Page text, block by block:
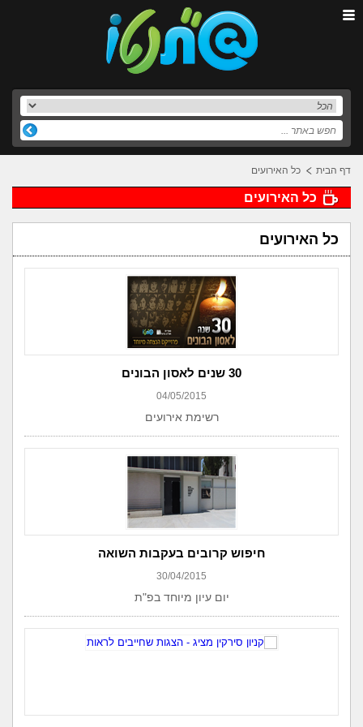
דף הבית כל האירועים
כל האירועים
כל האירועים
30 שנים לאסון הבונים
04/05/2015
רשימת אירועים
חיפוש קרובים בעקבות השואה
30/04/2015
יום עיון מיוחד בפ"ת